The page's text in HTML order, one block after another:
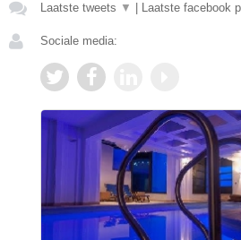
Laatste tweets ▼ Laatste facebook
Sociale media: